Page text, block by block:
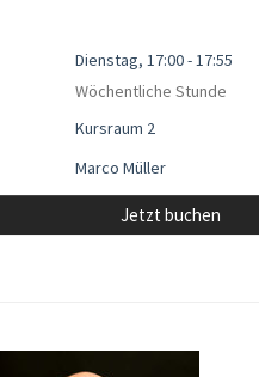
Dienstag, 17:00 - 17:55
Wöchentliche Stunde
Kursraum 2
Marco Müller
Jetzt buchen